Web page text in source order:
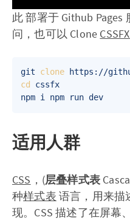
此 部署于 Github
问，也可以 Clone
git clone
cd
cssfx
适用人群
CSS ，(层叠样式表
种样式表 语言，用来描
现。CSS 描述了在屏幕